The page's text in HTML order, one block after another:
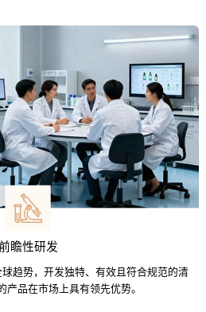
瞻性研发
趋势，开发独特、有效且符合规范的清
产品在市场上具有领先优势。